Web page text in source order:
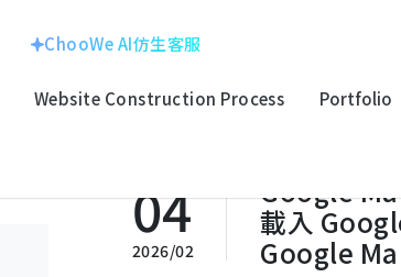
ChooWe AI仿生客服
Website Construction Process Portfolio
Multinational Corporation
龍銓集團 上
SEO Tools & TutorialsGoogle Maps API 收費囉！ 這
04
2026/02
Google
載入
Google